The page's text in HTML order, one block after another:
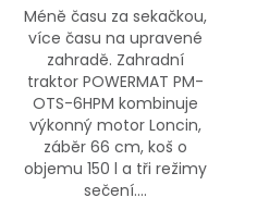
Méně času za sekačkou,
více času na upravené
zahradě. Zahradní
traktor POWERMAT PM-
OTS-6HPM kombinuje
výkonný motor Loncin,
záběr 66 cm, koš o
objemu 150 l a tři režimy
sečení....